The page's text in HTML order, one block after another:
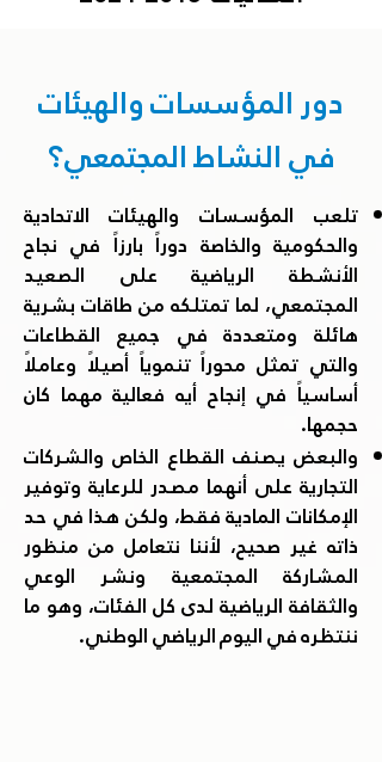
دور المؤسسات والهيئات
في النشاط المجتمعي؟
تلعب المؤسسات والهيئات الاتحادية
والحكومية والخاصة دوراً بارزاً في نجاح
الأنشطة الرياضية على الصعيد
المجتمعي، لما تمتلكه من طاقات بشرية
هائلة ومتعددة في جميع القطاعات
والتي تمثل محوراً تنموياً أصيلاً وعاملاً
أساسياً في إنجاح أيه فعالية مهما كان
حجمها.
والبعض يصنف القطاع الخاص والشركات
التجارية على أنهما مصدر للرعاية وتوفير
الإمكانات المادية فقط، ولكن هذا في حد
ذاته غير صحيح، لأننا نتعامل من منظور
المشاركة المجتمعية ونشر الوعي
والثقافة الرياضية لدى كل الفئات، وهو ما
ننتظره في اليوم الرياضي الوطني.